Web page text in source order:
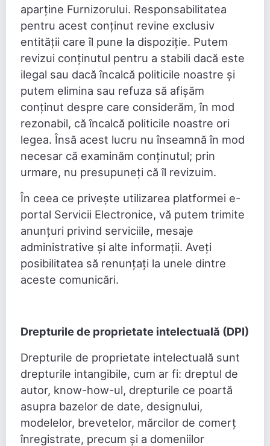
aparține Furnizorului. Responsabilitatea
pentru acest conținut revine exclusiv
entității care îl pune la dispoziție. Putem
revizui conținutul pentru a stabili dacă este
ilegal sau dacă încalcă politicile noastre și
putem elimina sau refuza să afișăm
conținut despre care considerăm, în mod
rezonabil, că încalcă politicile noastre ori
legea. Însă acest lucru nu înseamnă în mod
necesar că examinăm conținutul; prin
urmare, nu presupuneți că îl revizuim.
În ceea ce privește utilizarea platformei e-
portal Servicii Electronice, vă putem trimite
anunțuri privind serviciile, mesaje
administrative și alte informații. Aveți
posibilitatea să renunțați la unele dintre
aceste comunicări.
Drepturile de proprietate intelectuală (DPI)
Drepturile de proprietate intelectuală sunt
drepturile intangibile, cum ar fi: dreptul de
autor, know-how-ul, drepturile ce poartă
asupra bazelor de date, designului,
modelelor, brevetelor, mărcilor de comerț
înregistrate, precum și a domeniilor